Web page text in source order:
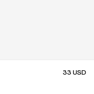
33 USD